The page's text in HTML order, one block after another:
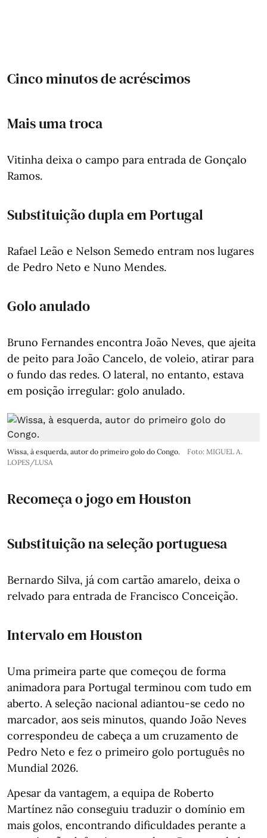
Cinco minutos de acréscimos
Mais uma troca
Vitinha deixa o campo para entrada de Gonçalo
Ramos.
Substituição dupla em Portugal
Rafael Leão e Nelson Semedo entram nos lugares
de Pedro Neto e Nuno Mendes.
Golo anulado
Bruno Fernandes encontra João Neves, que ajeita
de peito para João Cancelo, de voleio, atirar para
o fundo das redes. O lateral, no entanto, estava
em posição irregular: golo anulado.
Wissa, à esquerda, autor do primeiro golo do Congo.
Foto: MIGUEL A.
LOPES/LUSA
Recomeça o jogo em Houston
Substituição na seleção portuguesa
Bernardo Silva, já com cartão amarelo, deixa o
relvado para entrada de Francisco Conceição.
Intervalo em Houston
Uma primeira parte que começou de forma
animadora para Portugal terminou com tudo em
aberto. A seleção nacional adiantou-se cedo no
marcador, aos seis minutos, quando João Neves
correspondeu de cabeça a um cruzamento de
Pedro Neto e fez o primeiro golo português no
Mundial 2026.
Apesar da vantagem, a equipa de Roberto
Martínez não conseguiu traduzir o domínio em
mais golos, encontrando dificuldades perante a